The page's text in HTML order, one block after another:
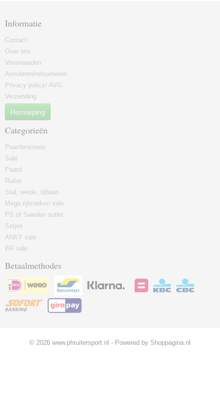
Informatie
Contact
Over ons
Voorwaarden
Annuleren/retourneren
Privacy policy/ AVG
Verzending
Herroeping
Categorieën
Paardensnoep
Sale
Paard
Ruiter
Stal, weide, rijbaan
Mega rijbroeken sale
PS of Sweden outlet
Setjes
ANKY sale
BR sale
Betaalmethodes
© 2026 www.phruitersport.nl - Powered by Shoppagina.nl